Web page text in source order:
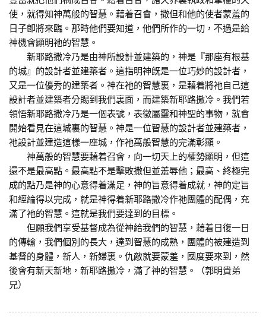
使，就得知神萬般的智慧。藉着召會，撒但和他的使者蒙羞的
日子卽將來臨。那時他們要知道，他們所作的一切，不過是給
神機會顯明祂的智慧。
新耶路撒冷乃是由神所設計並建築的，神是『那座有根基
的城』的設計者並建築者。這指明神旣是一位巧妙的設計者，
又是一位優秀的建築者。神在祂的智慧裏，是藉着將祂自己這
設計者並建築者分賜到我們裏面，而建築新耶路撒冷。我們若
領悟新耶路撒冷乃是一個表號，表徵屬靈和神聖的事物，就會
開始看見在這城裏的智慧。神是一位智慧的設計者並建築者，
祂設計並建造這樣一座城，作祂萬般智慧的完滿彰顯。
神萬般的智慧要藉着召會，向一切天上的權勢顯明，但這
還不是最高點。最高點不是擊敗撒但並羞辱他；最高、終極完
成的點乃是神的心意得着滿足，神的旨意得着成就，神的定旨
和經綸得以完成，就是神得着新耶路撒冷作祂團體的配偶，充
滿了祂的智慧。這就是我們要達到的目標。
但願我們享受基督成為從神給我們的智慧，藉着日復一日
的傳輸，我們個別的長大，達到智慧的成熟，團體的被建造到
基督的身體，新人，新婦裏。仇敵就要蒙羞，國度要來到，然
後會有新天新地，新耶路撒冷，滿了神的智慧。（郭明貴弟
兄）